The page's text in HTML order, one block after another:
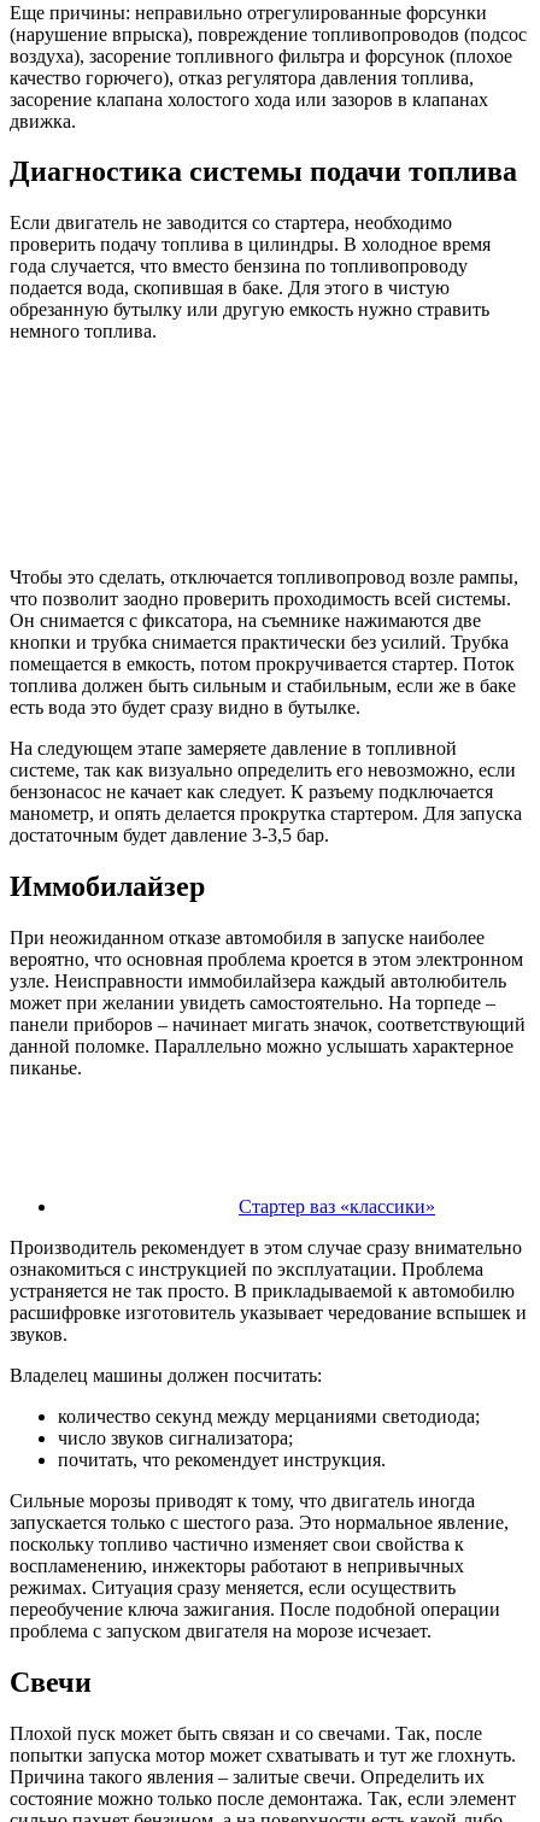
Еще причины: неправильно отрегулированные форсунки
(нарушение впрыска), повреждение топливопроводов (подсос
воздуха), засорение топливного фильтра и форсунок (плохое
качество горючего), отказ регулятора давления топлива,
засорение клапана холостого хода или зазоров в клапанах
движка.
Диагностика системы подачи топлива
Если двигатель не заводится со стартера, необходимо
проверить подачу топлива в цилиндры. В холодное время
года случается, что вместо бензина по топливопроводу
подается вода, скопившая в баке. Для этого в чистую
обрезанную бутылку или другую емкость нужно стравить
немного топлива.
Чтобы это сделать, отключается топливопровод возле рампы,
что позволит заодно проверить проходимость всей системы.
Он снимается с фиксатора, на съемнике нажимаются две
кнопки и трубка снимается практически без усилий. Трубка
помещается в емкость, потом прокручивается стартер. Поток
топлива должен быть сильным и стабильным, если же в баке
есть вода это будет сразу видно в бутылке.
На следующем этапе замеряете давление в топливной
системе, так как визуально определить его невозможно, если
бензонасос не качает как следует. К разъему подключается
манометр, и опять делается прокрутка стартером. Для запуска
достаточным будет давление 3-3,5 бар.
Иммобилайзер
При неожиданном отказе автомобиля в запуске наиболее
вероятно, что основная проблема кроется в этом электронном
узле. Неисправности иммобилайзера каждый автолюбитель
может при желании увидеть самостоятельно. На торпеде –
панели приборов – начинает мигать значок, соответствующий
данной поломке. Параллельно можно услышать характерное
пиканье.
Cтартер ваз «классики»
Производитель рекомендует в этом случае сразу внимательно
ознакомиться с инструкцией по эксплуатации. Проблема
устраняется не так просто. В прикладываемой к автомобилю
расшифровке изготовитель указывает чередование вспышек и
звуков.
Владелец машины должен посчитать:
количество секунд между мерцаниями светодиода;
число звуков сигнализатора;
почитать, что рекомендует инструкция.
Сильные морозы приводят к тому, что двигатель иногда
запускается только с шестого раза. Это нормальное явление,
поскольку топливо частично изменяет свои свойства к
воспламенению, инжекторы работают в непривычных
режимах. Ситуация сразу меняется, если осуществить
переобучение ключа зажигания. После подобной операции
проблема с запуском двигателя на морозе исчезает.
Свечи
Плохой пуск может быть связан и со свечами. Так, после
попытки запуска мотор может схватывать и тут же глохнуть.
Причина такого явления – залитые свечи. Определить их
состояние можно только после демонтажа. Так, если элемент